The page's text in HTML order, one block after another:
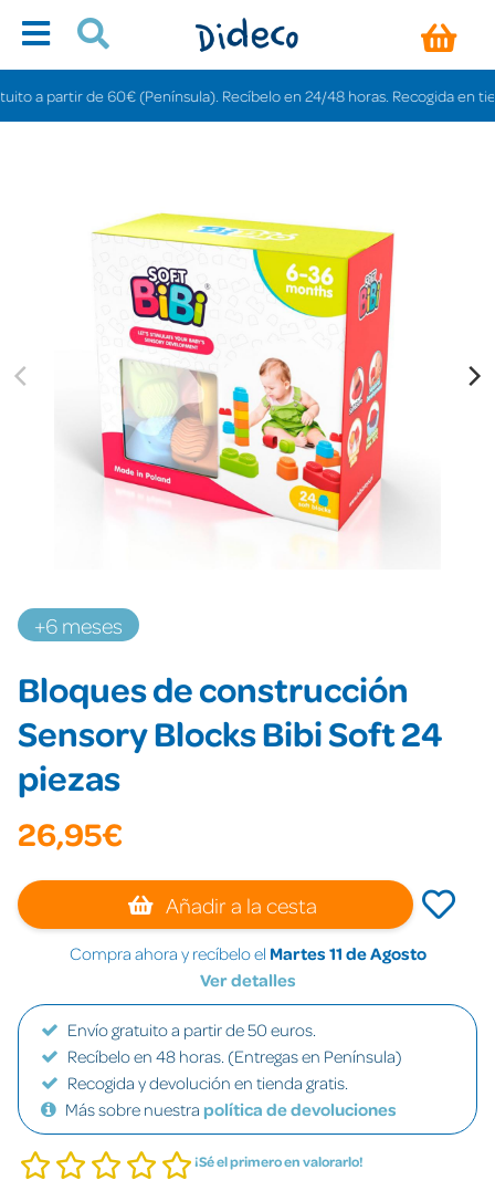
partir de 60€ (Península). Recíbelo en 24/48 horas. Recogida en tiendas
+6 meses
Bloques de construcción
Sensory Blocks Bibi Soft 24
piezas
26,95€
Añadir a la cesta
Compra ahora y recíbelo el Martes 11 de Agosto
Ver detalles
Envío gratuito a partir de 50 euros.
Recíbelo en 48 horas. (Entregas en Península)
Recogida y devolución en tienda gratis.
Más sobre nuestra política de devoluciones
¡Sé el primero en valorarlo!